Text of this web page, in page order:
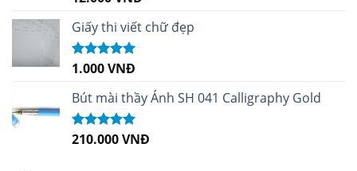
sao
Giấy thi viết chữ đẹp
Được xếp
sao
1.000VNĐ
Bút mài thầy Ánh SH 041 Calligraphy Gold
Được xếp
210.000VNĐ